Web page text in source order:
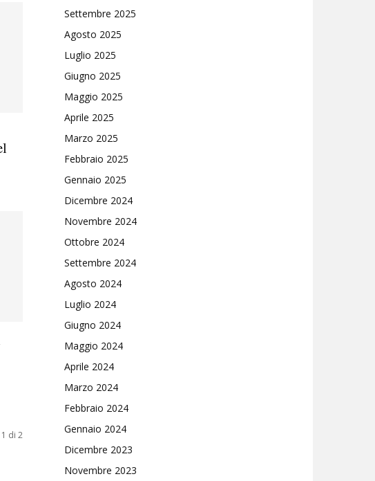
1 di 2
Settembre 2025
Agosto 2025
Luglio 2025
Giugno 2025
Maggio 2025
Aprile 2025
Marzo 2025
Febbraio 2025
Gennaio 2025
Dicembre 2024
Novembre 2024
Ottobre 2024
Settembre 2024
Agosto 2024
Luglio 2024
Giugno 2024
Maggio 2024
Aprile 2024
Marzo 2024
Febbraio 2024
Gennaio 2024
Dicembre 2023
Novembre 2023